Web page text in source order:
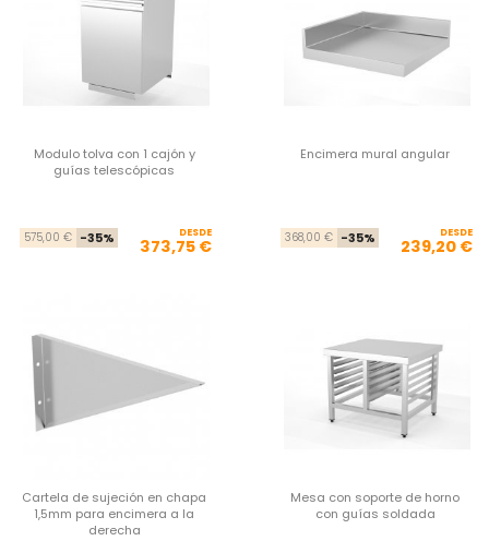
Modulo tolva con 1 cajón y
guías telescópicas
Precio base
575,00 € -35% Precio
DESDE
373,75 €
Encimera mural angular
368,00 € -35% DESDE
239,20 €
Cartela de sujeción en chapa
1,5mm para encimera a la
derecha
Mesa con soporte de horno
con guías soldada